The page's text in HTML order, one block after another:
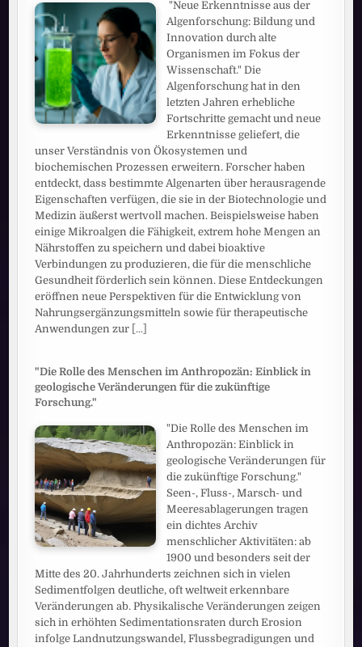
"Neue Erkenntnisse aus der
Algenforschung: Bildung und
Innovation durch alte
Organismen im Fokus der
Wissenschaft." Die
Algenforschung hat in den
letzten Jahren erhebliche
Fortschritte gemacht und neue
Erkenntnisse geliefert, die
unser Verständnis von Ökosystemen und
biochemischen Prozessen erweitern. Forscher haben
entdeckt, dass bestimmte Algenarten über herausragende
Eigenschaften verfügen, die sie in der Biotechnologie und
Medizin äußerst wertvoll machen. Beispielsweise haben
einige Mikroalgen die Fähigkeit, extrem hohe Mengen an
Nährstoffen zu speichern und dabei bioaktive
Verbindungen zu produzieren, die für die menschliche
Gesundheit förderlich sein können. Diese Entdeckungen
eröffnen neue Perspektiven für die Entwicklung von
Nahrungsergänzungsmitteln sowie für therapeutische
Anwendungen zur [...]
"Die Rolle des Menschen im Anthropozän: Einblick in
geologische Veränderungen für die zukünftige
Forschung."
"Die Rolle des Menschen im
Anthropozän: Einblick in
geologische Veränderungen für
die zukünftige Forschung."
Seen-, Fluss-, Marsch- und
Meeresablagerungen tragen
ein dichtes Archiv
menschlicher Aktivitäten: ab
1900 und besonders seit der
Mitte des 20. Jahrhunderts zeichnen sich in vielen
Sedimentfolgen deutliche, oft weltweit erkennbare
Veränderungen ab. Physikalische Veränderungen zeigen
sich in erhöhten Sedimentationsraten durch Erosion
infolge Landnutzungswandel, Flussbegradigungen und